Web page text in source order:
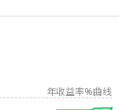
年收益率%曲线